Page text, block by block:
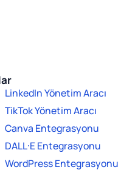
LinkedIn Yönetim Aracı
TikTok Yönetim Aracı
Canva Entegrasyonu
DALL·E Entegrasyonu
WordPress Entegrasyonu